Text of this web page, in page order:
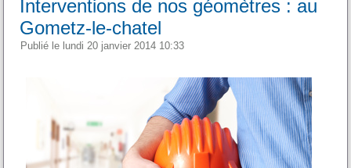
Interventions de nos géomètres : au
Gometz-le-chatel
Publié le lundi 20 janvier 2014 10:33